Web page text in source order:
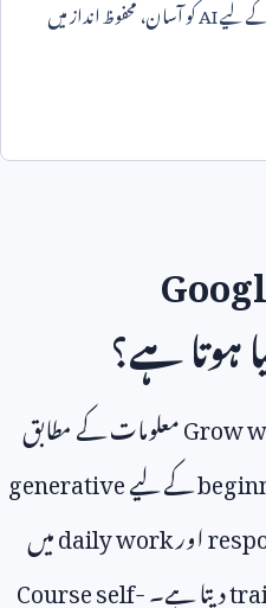
لیےAIکو آسان، محفوظ انداز میں
ہوتا ہے؟
Growمعلومات کے مطابق
کے لیےgenerative
اورdaily workمیں
دیتا ہے۔Course self-